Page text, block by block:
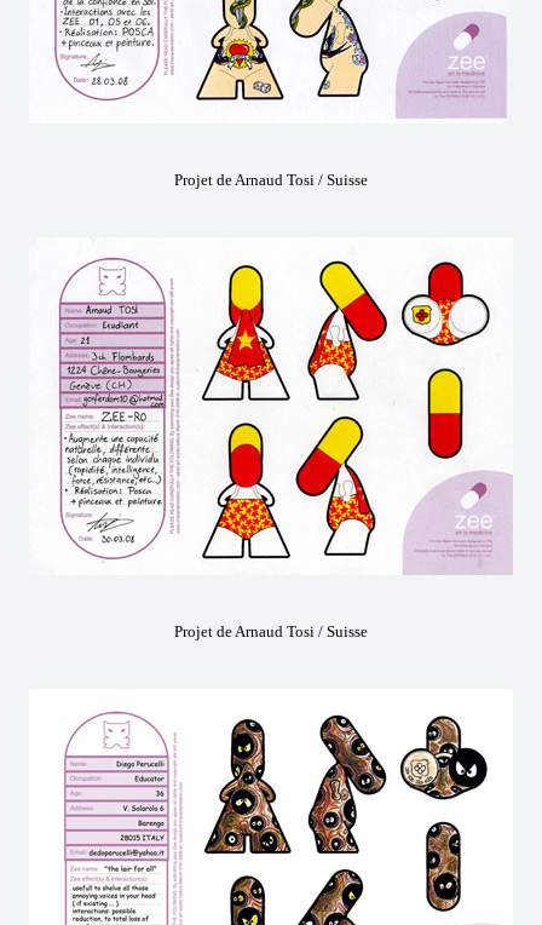
Projet de Arnaud Tosi / Suisse
Projet de Arnaud Tosi / Suisse